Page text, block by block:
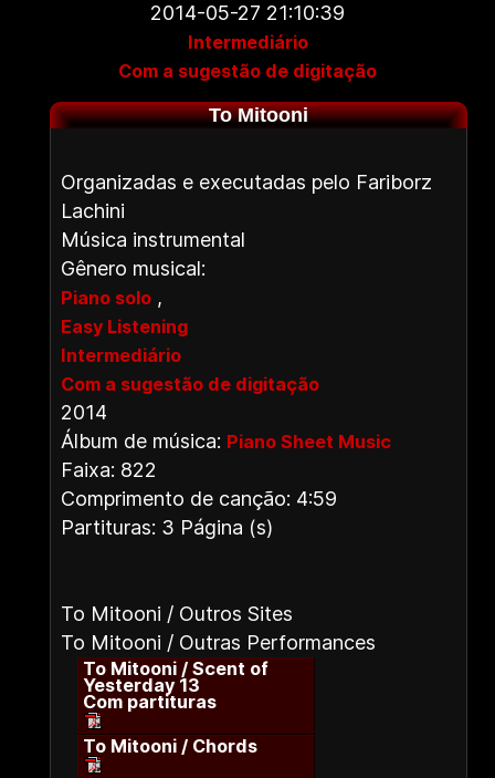
2014-05-27 21:10:39
Intermediário
Com a sugestão de digitação
To Mitooni
Organizadas e executadas pelo Fariborz
Lachini
Música instrumental
Gênero musical:
Piano solo ,
Easy Listening
Intermediário
Com a sugestão de digitação
2014
Álbum de música: Piano Sheet Music
Faixa: 822
Comprimento de canção: 4:59
Partituras: 3 Página (s)
To Mitooni / Outros Sites
To Mitooni / Outras Performances
To Mitooni / Scent of
Yesterday 13
Com partituras
To Mitooni / Chords